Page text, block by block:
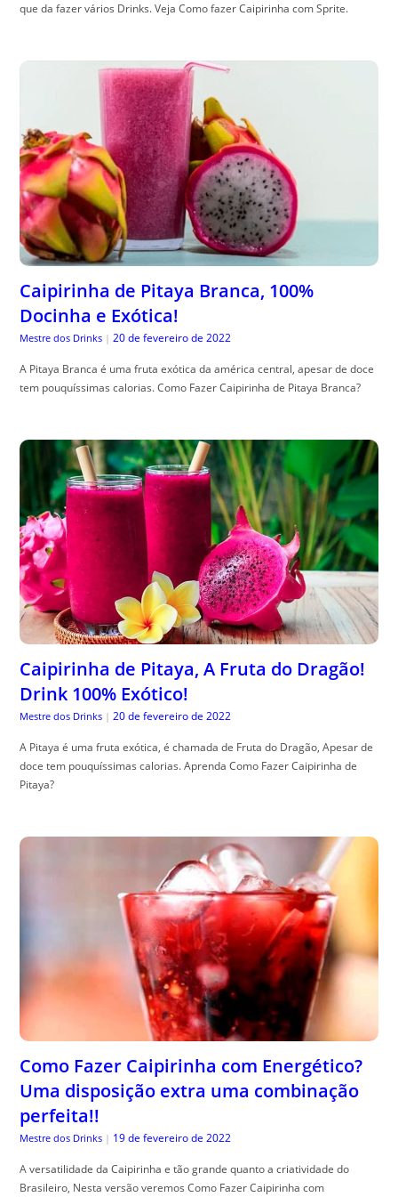
que da fazer vários Drinks. Veja Como fazer Caipirinha com Sprite.
Caipirinha de Pitaya Branca, 100%
Docinha e Exótica!
Mestre dos Drinks | 20 de fevereiro de 2022
A Pitaya Branca é uma fruta exótica da américa central, apesar de doce
tem pouquíssimas calorias. Como Fazer Caipirinha de Pitaya Branca?
Caipirinha de Pitaya, A Fruta do Dragão!
Drink 100% Exótico!
Mestre dos Drinks | 20 de fevereiro de 2022
A Pitaya é uma fruta exótica, é chamada de Fruta do Dragão, Apesar de
doce tem pouquíssimas calorias. Aprenda Como Fazer Caipirinha de
Pitaya?
Como Fazer Caipirinha com Energético?
Uma disposição extra uma combinação
perfeita!!
Mestre dos Drinks | 19 de fevereiro de 2022
A versatilidade da Caipirinha e tão grande quanto a criatividade do
Brasileiro, Nesta versão veremos Como Fazer Caipirinha com